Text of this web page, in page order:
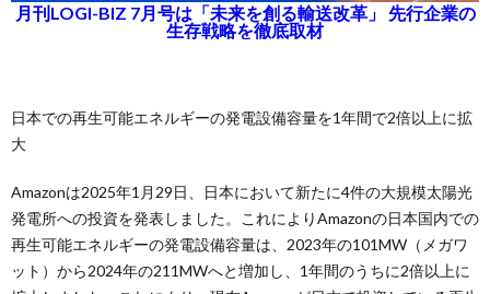
月刊LOGI-BIZ 7月号は「未来を創る輸送改革」 先行企業の
生存戦略を徹底取材
日本での再生可能エネルギーの発電設備容量を1年間で2倍以上に拡
大
Amazonは2025年1月29日、日本において新たに4件の大規模太陽光
発電所への投資を発表しました。これによりAmazonの日本国内での
再生可能エネルギーの発電設備容量は、2023年の101MW（メガワ
ット）から2024年の211MWへと増加し、1年間のうちに2倍以上に